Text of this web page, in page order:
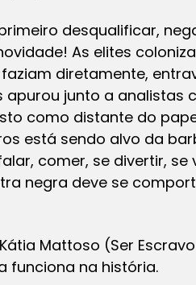
desqualificar,
As elites
diretamente,
apurou junto a analistas
como distante do
está sendo alvo da
comer, se divertir,
negra deve se
Mattoso (Ser
funciona na história.